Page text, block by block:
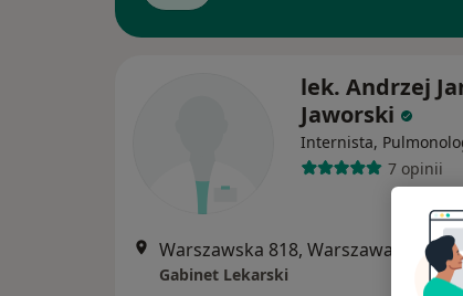
lek. Andrzej
Jaworski
Internista,
7 opinii
Warszawska 818, Warszawa Mapa
Gabinet Lekarski